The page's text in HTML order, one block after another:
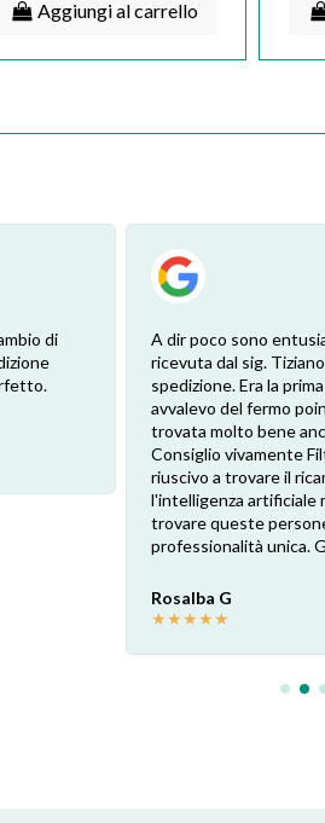
Aggiungi al carrello
di
A dir poco sono
ricevuta dal sig.
spedizione. Era la
avvalevo del fermo
trovata molto bene
Consiglio vivamente
riuscivo a trovare il
l'intelligenza artificiale
trovare queste
professionalità unica.
Rosalba G
★★★★★